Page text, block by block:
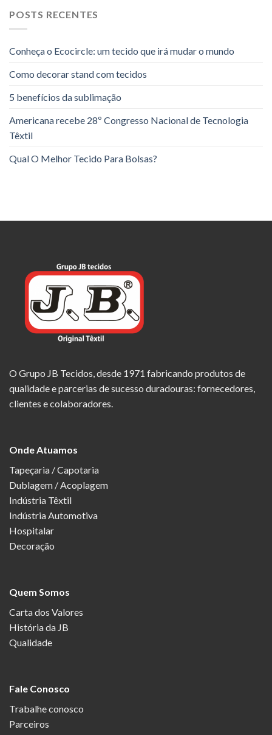
POSTS RECENTES
Conheça o Ecocircle: um tecido que irá mudar o mundo
Como decorar stand com tecidos
5 benefícios da sublimação
Americana recebe 28º Congresso Nacional de Tecnologia
Têxtil
Qual O Melhor Tecido Para Bolsas?
O Grupo JB Tecidos, desde 1971 fabricando produtos de
qualidade e parcerias de sucesso duradouras: fornecedores,
clientes e colaboradores.
Onde Atuamos
Tapeçaria / Capotaria
Dublagem / Acoplagem
Indústria Têxtil
Indústria Automotiva
Hospitalar
Decoração
Quem Somos
Carta dos Valores
História da JB
Qualidade
Fale Conosco
Trabalhe conosco
Parceiros